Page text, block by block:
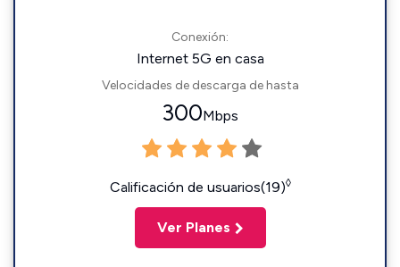
Conexión:
Internet 5G en casa
Velocidades de descarga de hasta
300Mbps
Calificación de usuarios(19)◊
Ver Planes